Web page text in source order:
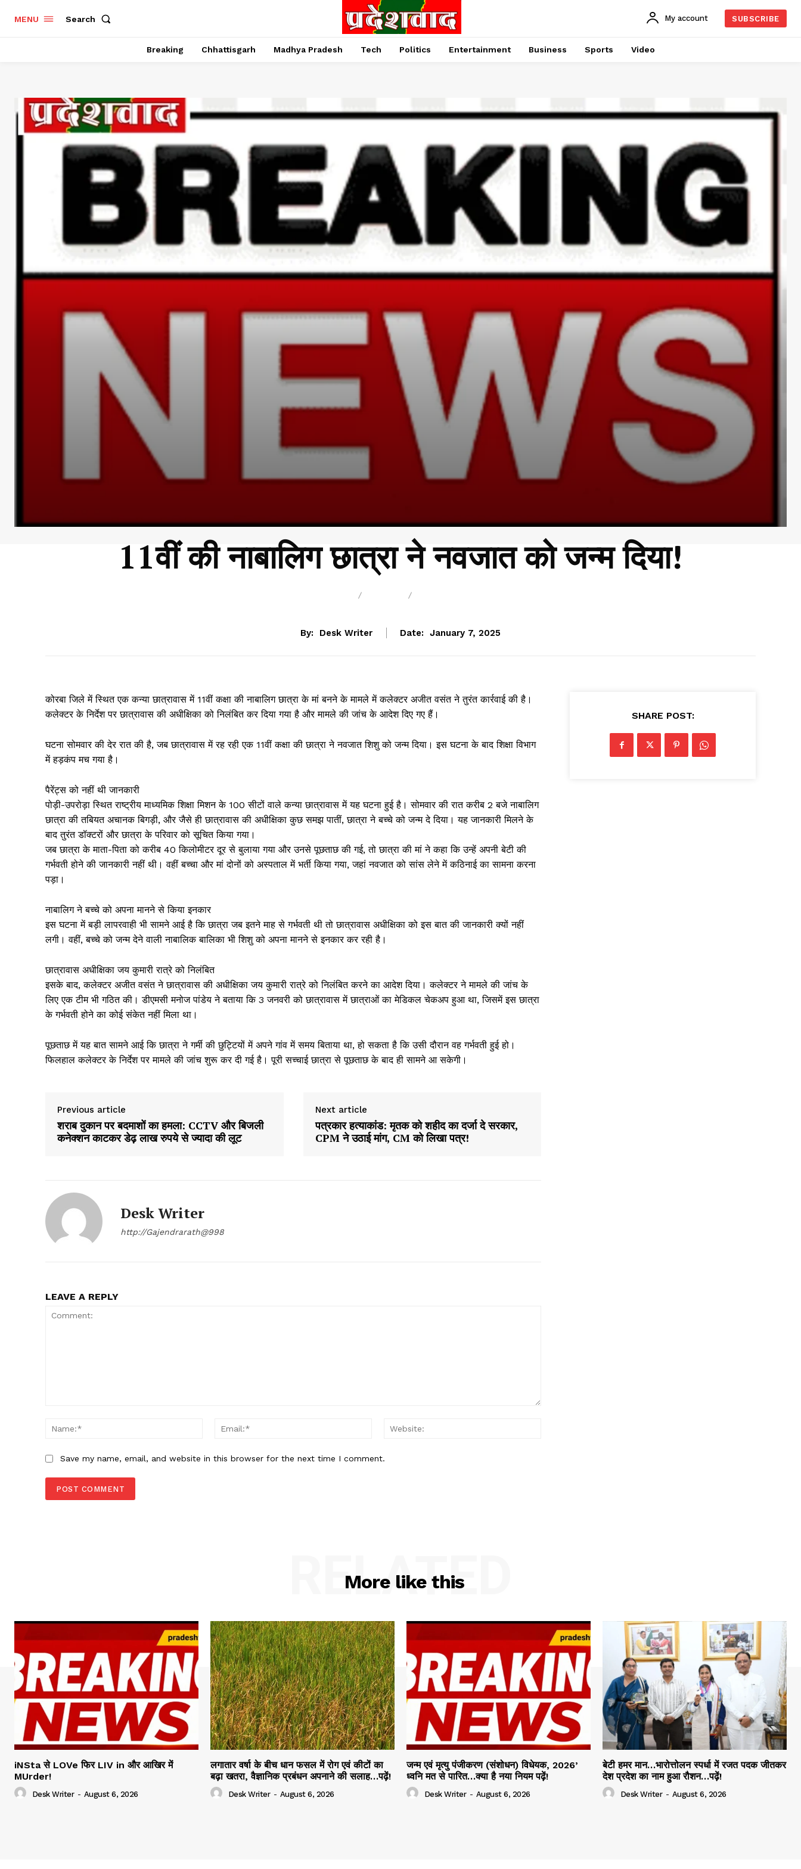
MENU Search My account SUBSCRIBE
Breaking Chhattisgarh Madhya Pradesh Tech Politics Entertainment Business Sports Video
11वीं की नाबालिग छात्रा ने नवजात को जन्म दिया!
By: Desk Writer Date: January 7, 2025
कोरबा जिले में स्थित एक कन्या छात्रावास में 11वीं कक्षा की नाबालिग छात्रा के मां बनने के मामले में कलेक्टर अजीत वसंत ने तुरंत कार्रवाई की है।
कलेक्टर के निर्देश पर छात्रावास की अधीक्षिका को निलंबित कर दिया गया है और मामले की जांच के आदेश दिए गए हैं।
घटना सोमवार की देर रात की है, जब छात्रावास में रह रही एक 11वीं कक्षा की छात्रा ने नवजात शिशु को जन्म दिया। इस घटना के बाद शिक्षा विभाग
में हड़कंप मच गया है।
पैरेंट्स को नहीं थी जानकारी
पोड़ी-उपरोड़ा स्थित राष्ट्रीय माध्यमिक शिक्षा मिशन के 100 सीटों वाले कन्या छात्रावास में यह घटना हुई है। सोमवार की रात करीब 2 बजे नाबालिग
छात्रा की तबियत अचानक बिगड़ी, और जैसे ही छात्रावास की अधीक्षिका कुछ समझ पातीं, छात्रा ने बच्चे को जन्म दे दिया। यह जानकारी मिलने के
बाद तुरंत डॉक्टरों और छात्रा के परिवार को सूचित किया गया।
जब छात्रा के माता-पिता को करीब 40 किलोमीटर दूर से बुलाया गया और उनसे पूछताछ की गई, तो छात्रा की मां ने कहा कि उन्हें अपनी बेटी की
गर्भवती होने की जानकारी नहीं थी। वहीं बच्चा और मां दोनों को अस्पताल में भर्ती किया गया, जहां नवजात को सांस लेने में कठिनाई का सामना करना
पड़ा।
नाबालिग ने बच्चे को अपना मानने से किया इनकार
इस घटना में बड़ी लापरवाही भी सामने आई है कि छात्रा जब इतने माह से गर्भवती थी तो छात्रावास अधीक्षिका को इस बात की जानकारी क्यों नहीं
लगी। वहीं, बच्चे को जन्म देने वाली नाबालिक बालिका भी शिशु को अपना मानने से इनकार कर रही है।
छात्रावास अधीक्षिका जय कुमारी रात्रे को निलंबित
इसके बाद, कलेक्टर अजीत वसंत ने छात्रावास की अधीक्षिका जय कुमारी रात्रे को निलंबित करने का आदेश दिया। कलेक्टर ने मामले की जांच के
लिए एक टीम भी गठित की। डीएमसी मनोज पांडेय ने बताया कि 3 जनवरी को छात्रावास में छात्राओं का मेडिकल चेकअप हुआ था, जिसमें इस छात्रा
के गर्भवती होने का कोई संकेत नहीं मिला था।
पूछताछ में यह बात सामने आई कि छात्रा ने गर्मी की छुट्टियों में अपने गांव में समय बिताया था, हो सकता है कि उसी दौरान वह गर्भवती हुई हो।
फिलहाल कलेक्टर के निर्देश पर मामले की जांच शुरू कर दी गई है। पूरी सच्चाई छात्रा से पूछताछ के बाद ही सामने आ सकेगी।
Previous article
शराब दुकान पर बदमाशों का हमला: CCTV और बिजली
कनेक्शन काटकर डेढ़ लाख रुपये से ज्यादा की लूट
Next article
पत्रकार हत्याकांड: मृतक को शहीद का दर्जा दे सरकार,
CPM ने उठाई मांग, CM को लिखा पत्र!
Desk Writer
http://Gajendrarath@998
LEAVE A REPLY
Name:*
Email:*
Save my name, email, and website in this browser for the next time I comment.
SHARE POST:
More like this
RELATED
iNSta से LOVe फिर LIV in और आखिर में
MUrder!
Desk Writer - August 6, 2026
लगातार वर्षा के बीच धान फसल में रोग एवं कीटों का
बढ़ा खतरा, वैज्ञानिक प्रबंधन अपनाने की सलाह…पढ़ें!
Desk Writer - August 6, 2026
जन्म एवं मृत्यु पंजीकरण (संशोधन) विधेयक, 2026’
ध्वनि मत से पारित…क्या है नया नियम पढ़ें!
Desk Writer - August 6, 2026
बेटी हमर मान…भारोत्तोलन स्पर्धा में रजत पदक जीतकर
देश प्रदेश का नाम हुआ रौशन…पढ़ें!
Desk Writer - August 6, 2026